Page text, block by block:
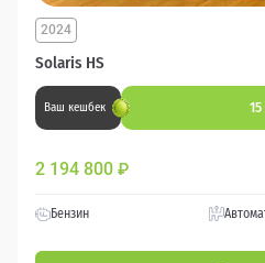
Solaris HS
2024
Ваш кешбек
2 194 800 ₽
Бензин